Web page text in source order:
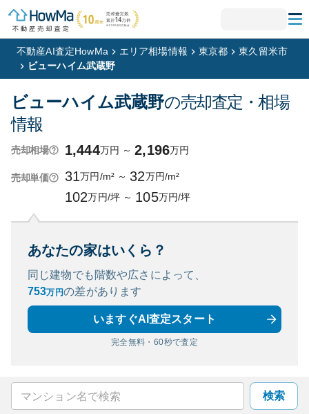
不動産AI査定HowMa エリア相場情報 東京都
東久留米市
ビューハイム武蔵野
ビューハイム武蔵野の売却査定・相場
情報
売却相場 1,444万円 ～ 2,196万円
売却単価 31万円/m² ～ 32万円/m²
102万円/坪 ～ 105万円/坪
あなたの家はいくら？
同じ建物でも階数や広さによって、
753万円の差があります
いますぐAI査定スタート
完全無料・60秒で査定
検索